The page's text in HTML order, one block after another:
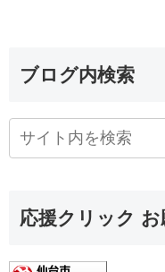
ブログ内検索
応援クリック